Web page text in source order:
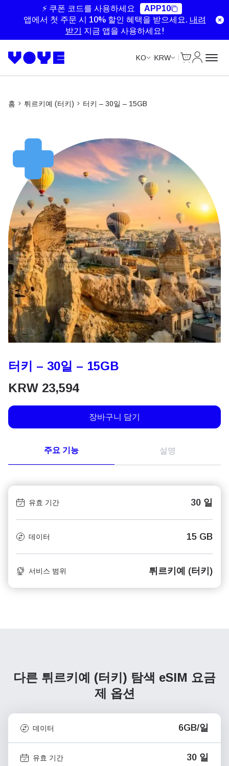
⚡ 쿠폰 코드를 사용하세요
APP10
앱에서 첫 주문 시 10% 할인 혜택을 받으세요. 내려
받기
지금 앱을 사용하세요!
KO KRW
홈 튀르키예 (터키) 터키 – 30일 – 15GB
터키 – 30일 – 15GB
KRW 23,594
장바구니 담기
주요 기능 설명
유효 기간 30 일
데이터 15 GB
서비스 범위 튀르키예 (터키)
다른 튀르키예 (터키) 탐색 eSIM 요금
제 옵션
Unlimited Data
데이터 6GB/일
유효 기간 30 일
Unlimited Data
Unlimited Data
Unlimited Data